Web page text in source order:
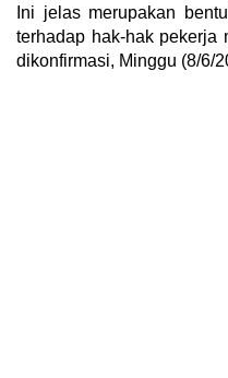
Ini jelas merupakan
terhadap hak-hak pekerja
dikonfirmasi, Minggu (8/6/